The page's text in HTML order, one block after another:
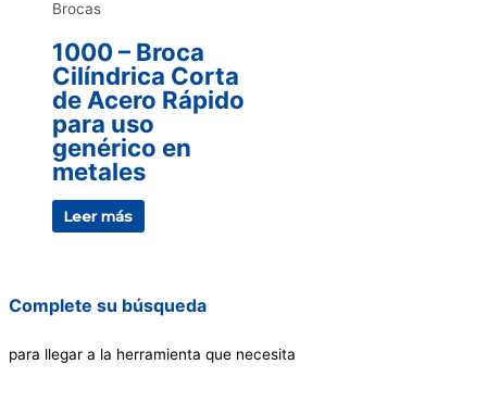
Brocas
1000 – Broca
Cilíndrica Corta
de Acero Rápido
para uso
genérico en
metales
Leer más
Complete su búsqueda
para llegar a la herramienta que necesita